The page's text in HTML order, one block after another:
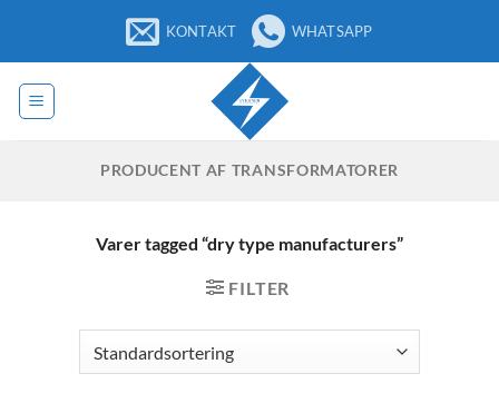
indhold
KONTAKT WHATSAPP
PRODUCENT AF TRANSFORMATORER
Varer tagged “dry type manufacturers”
FILTER